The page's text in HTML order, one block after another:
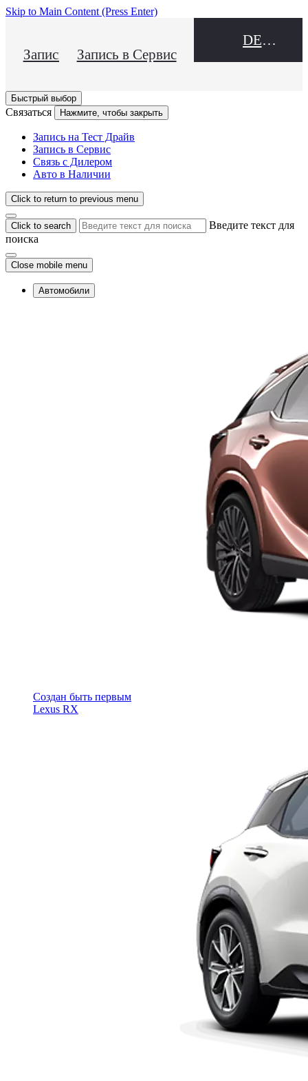
Skip to Main Content (Press Enter)
Запись на Тест Драйв
Запись в Сервис
DEALER NAME
Быстрый выбор
Связаться Нажмите, чтобы закрыть
Запись на Тест Драйв
Запись в Сервис
Связь с Дилером
Авто в Наличии
Click to return to previous menu
Click to search
Введите текст для
поиска
Close mobile menu
Автомобили
Cоздан быть первым
Lexus RX